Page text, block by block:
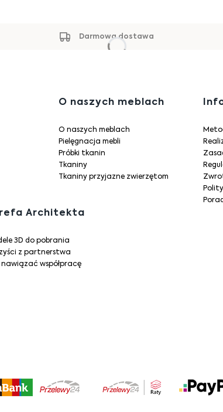
Darmowa dostawa
O naszych meblach
O naszych meblach
Pielęgnacja mebli
Próbki tkanin
Tkaniny
Tkaniny przyjazne zwierzętom
Architekta
3D do pobrania
z partnerstwa
nawiązać współpracę